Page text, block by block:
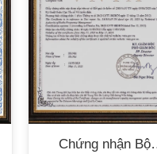
Chứng nhận Bộ